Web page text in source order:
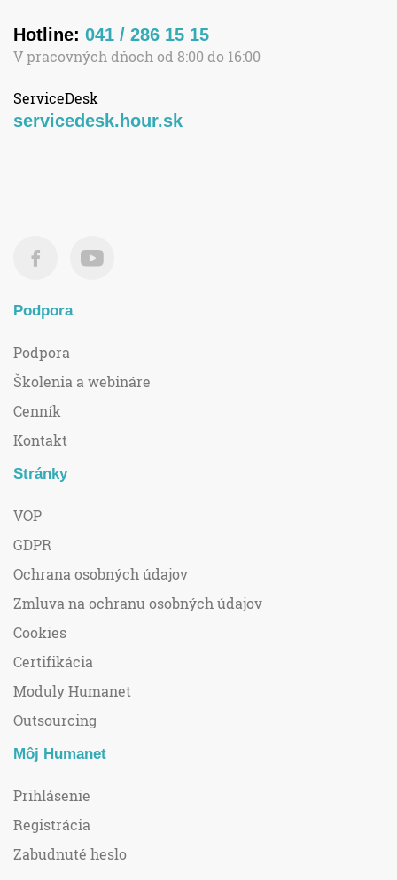
Hotline: 041 / 286 15 15
V pracovných dňoch od 8:00 do 16:00
ServiceDesk
servicedesk.hour.sk
Podpora
Podpora
Školenia a webináre
Cenník
Kontakt
Stránky
VOP
GDPR
Ochrana osobných údajov
Zmluva na ochranu osobných údajov
Cookies
Certifikácia
Moduly Humanet
Outsourcing
Môj Humanet
Prihlásenie
Registrácia
Zabudnuté heslo